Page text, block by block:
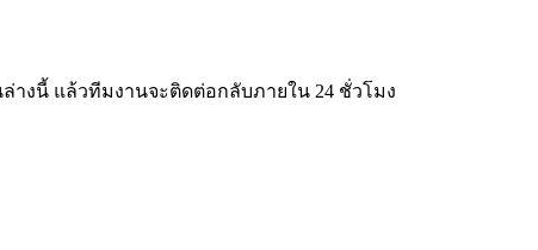
งนี้ แล้วทีมงานจะติดต่อกลับภายใน 24 ชั่วโมง